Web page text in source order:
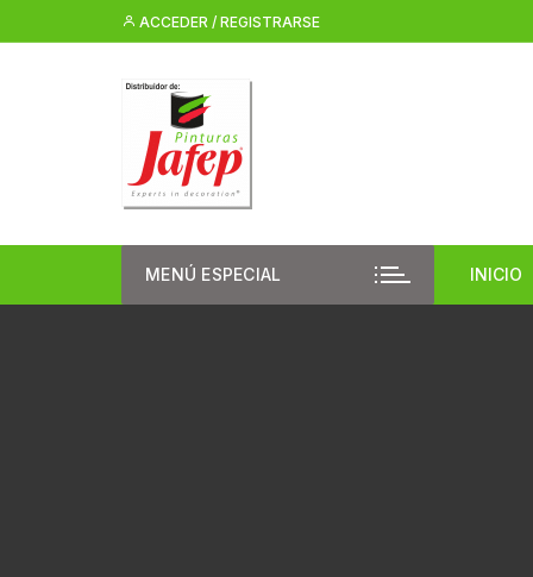
al
ACCEDER / REGISTRARSE
MENÚ ESPECIAL INICIO